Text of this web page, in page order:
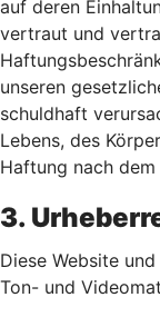
auf deren
vertraut und
unseren
schuldhaft
Lebens, des
Haftung nach
3.
Diese Website
Ton- und